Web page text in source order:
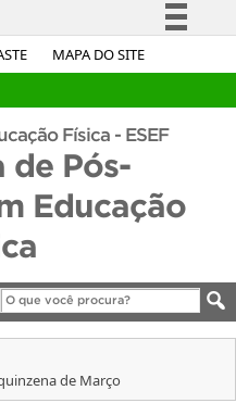
MAPA DO SITE
Simplifique!
Acesso à informação
Legislação
Canais
Física - ESEF
de Pós-
Educação
de Março